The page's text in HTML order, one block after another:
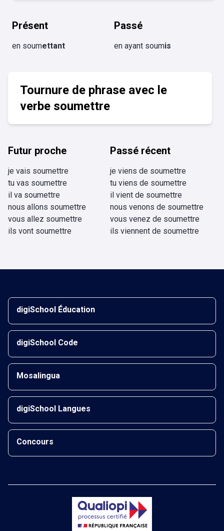
Présent
en soumettant
Passé
en ayant soumis
Tournure de phrase avec le
verbe soumettre
Futur proche
je vais soumettre
tu vas soumettre
il va soumettre
nous allons soumettre
vous allez soumettre
ils vont soumettre
Passé récent
je viens de soumettre
tu viens de soumettre
il vient de soumettre
nous venons de soumettre
vous venez de soumettre
ils viennent de soumettre
digiSchool Éducation
digiSchool Code
Mosalingua
digiSchool Langues
Concours